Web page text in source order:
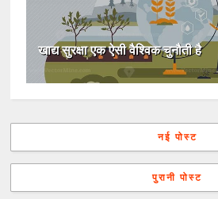
खाद्य सुरक्षा एक ऐसी वैश्विक चुनौती है
नई पोस्ट
पुरानी पोस्ट